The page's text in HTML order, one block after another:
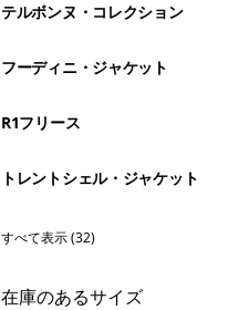
テルボンヌ・コレクション
フーディニ・ジャケット
R1フリース
トレントシェル・ジャケット
すべて表示 (32)
絞り込み
在庫のあるサイズ